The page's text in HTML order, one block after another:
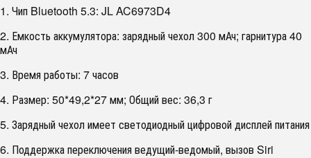
1. Чип Bluetooth 5.3: JL AC6973D4
2. Емкость аккумулятора: зарядный чехол 300 мАч; гарнитура 40
мАч
3. Время работы: 7 часов
4. Размер: 50*49,2*27 мм; Общий вес: 36,3 г
5. Зарядный чехол имеет светодиодный цифровой дисплей питания
6. Поддержка переключения ведущий-ведомый, вызов Siri